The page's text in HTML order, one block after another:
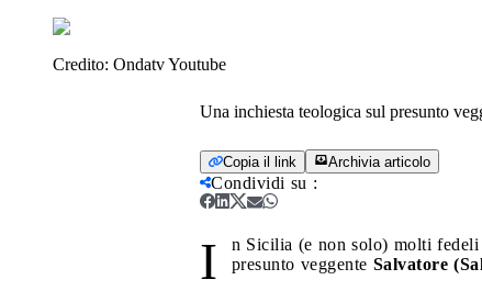
Credito: Ondatv Youtube
Una inchiesta teologica sul presunto
Copia il link Archivia articolo
Condividi su :
I
n Sicilia (e non solo) molti fedeli
presunto veggente Salvatore